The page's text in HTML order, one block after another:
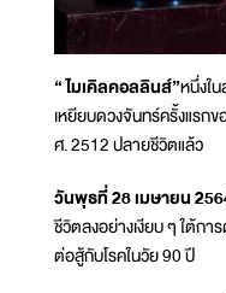
“ ไมเคิลคอลลินส์”หนึ่งใ
เหยียบดวงจันทร์ครั้งแรก
ศ. 2512 ปลายชีวิตแล้ว
วันพุธที่ 28 เมษายน
ชีวิตลงอย่างเงียบ ๆ ใต้ก
ต่อสู้กับโรคในวัย 90 ปี